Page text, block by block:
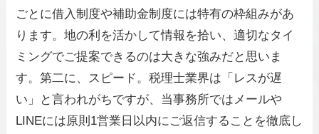
ごとに借入制度や補助金制度には特有の枠組みがあ
ります。地の利を活かして情報を拾い、適切なタイ
ミングでご提案できるのは大きな強みだと思いま
す。第二に、スピード。税理士業界は「レスが遅
い」と言われがちですが、当事務所ではメールや
LINEには原則1営業日以内にご返信することを徹底し